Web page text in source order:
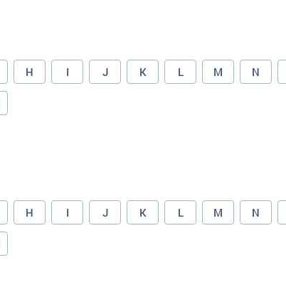
H I J K L M N
H I J K L M N